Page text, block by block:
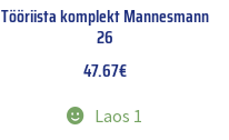
Tööriista komplekt Mannesmann
26
47.67€
Laos 1